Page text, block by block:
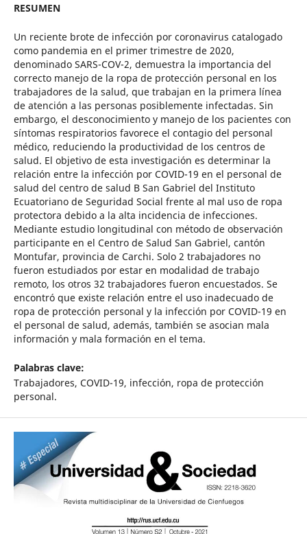
RESUMEN
Un reciente brote de infección por coronavirus catalogado
como pandemia en el primer trimestre de 2020,
denominado SARS-COV-2, demuestra la importancia del
correcto manejo de la ropa de protección personal en los
trabajadores de la salud, que trabajan en la primera línea
de atención a las personas posiblemente infectadas. Sin
embargo, el desconocimiento y manejo de los pacientes con
síntomas respiratorios favorece el contagio del personal
médico, reduciendo la productividad de los centros de
salud. El objetivo de esta investigación es determinar la
relación entre la infección por COVID-19 en el personal de
salud del centro de salud B San Gabriel del Instituto
Ecuatoriano de Seguridad Social frente al mal uso de ropa
protectora debido a la alta incidencia de infecciones.
Mediante estudio longitudinal con método de observación
participante en el Centro de Salud San Gabriel, cantón
Montufar, provincia de Carchi. Solo 2 trabajadores no
fueron estudiados por estar en modalidad de trabajo
remoto, los otros 32 trabajadores fueron encuestados. Se
encontró que existe relación entre el uso inadecuado de
ropa de protección personal y la infección por COVID-19 en
el personal de salud, además, también se asocian mala
información y mala formación en el tema.
Palabras clave:
Trabajadores, COVID-19, infección, ropa de protección
personal.